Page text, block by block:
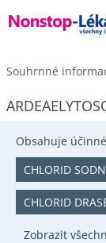
Souhrnné
Obsahuje
CHLORID
CHLORID
Zobrazit